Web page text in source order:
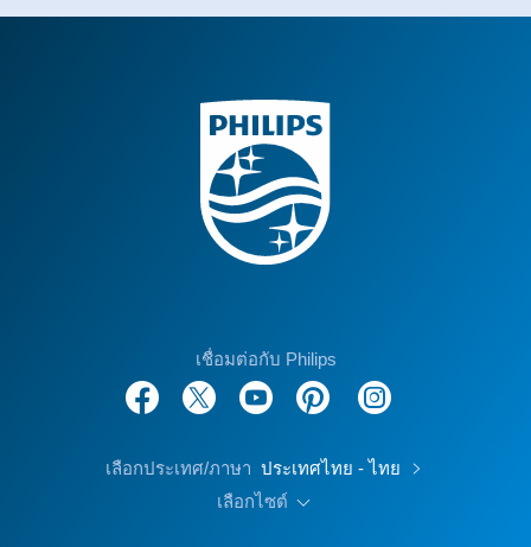
เชื่อมต่อกับ Philips
เลือกประเทศ/ภาษา ประเทศไทย - ไทย
เลือกไซต์